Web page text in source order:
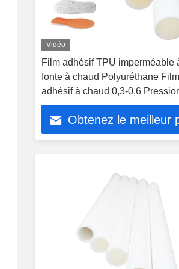
Vidéo
Film adhésif TPU imperméable
fonte à chaud Polyuréthane Film
adhésif à chaud 0,3-0,6
Obtenez le meilleur